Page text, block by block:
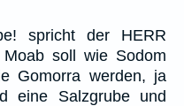
spricht der HERR
soll wie Sodom
Gomorra werden, ja
eine Salzgrube und